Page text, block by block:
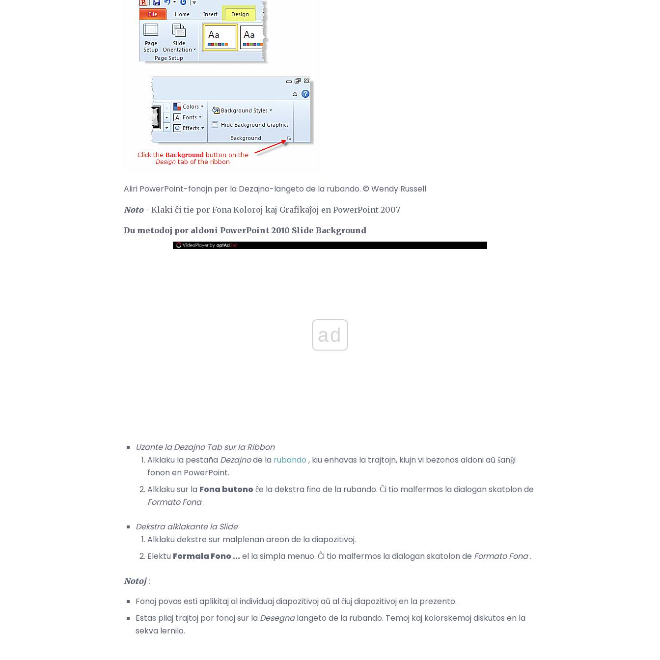
Aliri PowerPoint-fonojn per la Dezajno-langeto de la rubando. © Wendy Russell
Noto- Klaki ĉi tie por Fona Koloroj kaj Grafikaĵoj en PowerPoint 2007
Du metodoj por aldoni PowerPoint 2010 Slide Background
ad
Uzante la Dezajno Tab sur la Ribbon
Alklaku la pestaña Dezajnode la rubando , kiu enhavas la trajtojn, kiujn vi bezonos aldoni aŭ ŝanĝi
fonon en PowerPoint.
Alklaku sur la Fona butonoĉe la dekstra fino de la rubando. Ĉi tio malfermos la dialogan skatolon de
Formato Fona.
Dekstra alklakante la Slide
Alklaku dekstre sur malplenan areon de la diapozitivoj.
Elektu Formala Fono ... el la simpla menuo. Ĉi tio malfermos la dialogan skatolon de Formato Fona.
Notoj:
Fonoj povas esti aplikitaj al individuaj diapozitivoj aŭ al ĉiuj diapozitivoj en la prezento.
Estas pliaj trajtoj por fonoj sur la Desegnalangeto de la rubando. Temoj kaj kolorskemoj diskutos en la
sekva lernilo.